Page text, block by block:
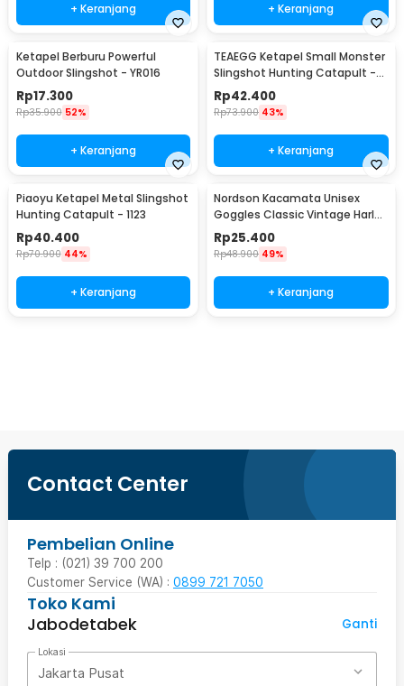
+ Keranjang + Keranjang
Ketapel Berburu Powerful
Outdoor Slingshot - YR016
Rp17.300
Rp35.900 52%
+ Keranjang
TEAEGG Ketapel Small Monster
Slingshot Hunting Catapult -
JH8171
Rp42.400
Rp73.900 43%
+ Keranjang
Piaoyu Ketapel Metal Slingshot
Hunting Catapult - 1123
Rp40.400
Rp70.900 44%
+ Keranjang
Nordson Kacamata Unisex
Goggles Classic Vintage Harley
UV Protection - ND1008
Rp25.400
Rp48.900 49%
+ Keranjang
Contact Center
Pembelian Online
Telp : (021) 39 700 200
Customer Service (WA) : 0899 721 7050
Toko Kami
Jabodetabek
Ganti
Lokasi
Jakarta Pusat